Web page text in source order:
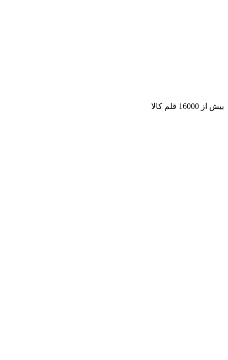
بیش از 16000 قلم کالا